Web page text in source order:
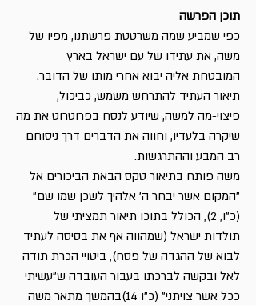
תוכן הפרשה
כפי שמביע שמה משרטטת פרשתנו, מפיו של
משה, את עתידו של עם ישראל בארץ
המובטחת אליה יבוא אחרי מותו של הדובר.
תיאור העתיד להתרחש משמש, כביכול,
פיצוי-מה למשה, שיודע לנסח בפרוטרוט את מה
שיקרה בלעדיו, וחווה את הדברים דרך ניסוחם
רב המבע וההתרגשות.
משה פותח בתיאור טקס הבאת הביכורים אל
"המקום אשר יבחר ה' אלהיך לשכן שמו שם"
(כ"ו, 2), הכולל בתוכו תיאור תמציתי של
תולדות ישראל (שמהווה אף את בסיסה לעתיד
לבוא של ההגדה של פסח), ביטויי הכרת תודה
לאל ובקשה לברכתו בעבור העובדה ש"עשיתי
ככל אשר צויתני" (כ"ו 14)בהמשך מתאר משה